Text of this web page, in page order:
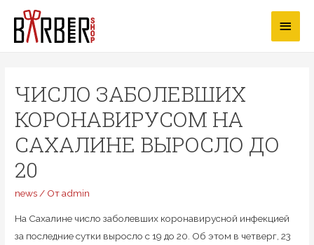
Перейти
содержимому
ЧИСЛО ЗАБОЛЕВШИХ
КОРОНАВИРУСОМ НА
САХАЛИНЕ ВЫРОСЛО ДО
20
news/ Отadmin
На Сахалине число заболевших коронавирусной инфекцией
за последние сутки выросло с 19 до 20. Об этом в четверг, 23